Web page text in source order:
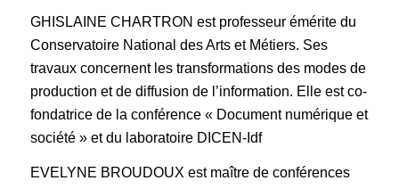
GHISLAINE CHARTRON est professeur émérite du
Conservatoire National des Arts et Métiers. Ses
travaux concernent les transformations des modes de
production et de diffusion de l’information. Elle est co-
fondatrice de la conférence « Document numérique et
société » et du laboratoire DICEN-Idf
EVELYNE BROUDOUX est maître de conférences